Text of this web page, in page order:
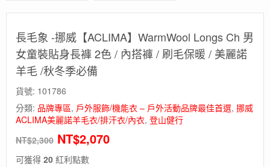
長毛象 -挪威【ACLIMA】WarmWool Longs Ch 男
女童裝貼身長褲 2色 / 內搭褲 / 刷毛保暖 / 美麗諾
羊毛 /秋冬季必備
貨號: 101786
分類: 品牌專區, 戶外服飾/機能衣 – 戶外活動品牌最佳首選, 挪威
ACLIMA美麗諾羊毛衣/排汗衣/內衣, 登山健行
NT$2,300 NT$2,070
可獲得 20 紅利點數